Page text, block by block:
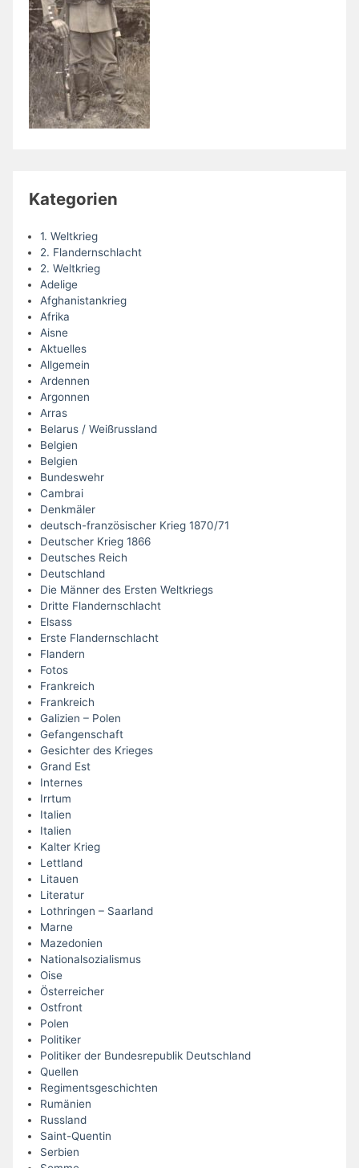
Kategorien
1. Weltkrieg
2. Flandernschlacht
2. Weltkrieg
Adelige
Afghanistankrieg
Afrika
Aisne
Aktuelles
Allgemein
Ardennen
Argonnen
Arras
Belarus / Weißrussland
Belgien
Belgien
Bundeswehr
Cambrai
Denkmäler
deutsch-französischer Krieg 1870/71
Deutscher Krieg 1866
Deutsches Reich
Deutschland
Die Männer des Ersten Weltkriegs
Dritte Flandernschlacht
Elsass
Erste Flandernschlacht
Flandern
Fotos
Frankreich
Frankreich
Galizien – Polen
Gefangenschaft
Gesichter des Krieges
Grand Est
Internes
Irrtum
Italien
Italien
Kalter Krieg
Lettland
Litauen
Literatur
Lothringen – Saarland
Marne
Mazedonien
Nationalsozialismus
Oise
Österreicher
Ostfront
Polen
Politiker
Politiker der Bundesrepublik Deutschland
Quellen
Regimentsgeschichten
Rumänien
Russland
Saint-Quentin
Serbien